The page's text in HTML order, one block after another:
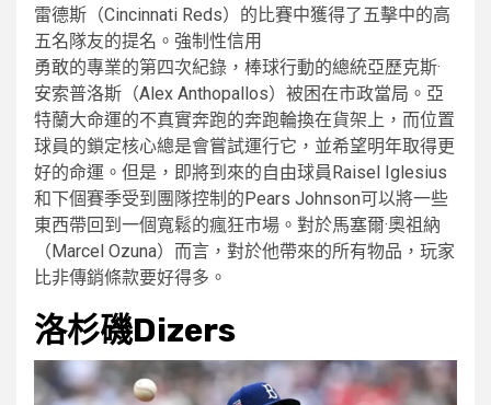
雷德斯（Cincinnati Reds）的比賽中獲得了五擊中的高
五名隊友的提名。強制性信用
勇敢的專業的第四次紀錄，棒球行動的總統亞歷克斯·
安索普洛斯（Alex Anthopallos）被困在市政當局。亞
特蘭大命運的不真實奔跑的奔跑輪換在貨架上，而位置
球員的鎖定核心總是會嘗試運行它，並希望明年取得更
好的命運。但是，即將到來的自由球員Raisel Iglesius
和下個賽季受到團隊控制的Pears Johnson可以將一些
東西帶回到一個寬鬆的瘋狂市場。對於馬塞爾·奧祖納
（Marcel Ozuna）而言，對於他帶來的所有物品，玩家
比非傳銷條款要好得多。
洛杉磯Dizers